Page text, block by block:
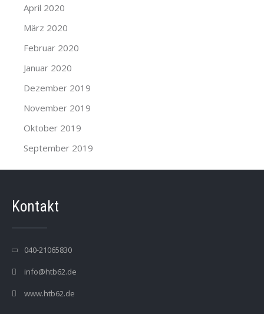
April 2020
März 2020
Februar 2020
Januar 2020
Dezember 2019
November 2019
Oktober 2019
September 2019
Kontakt
040-21065830
info@htb62.de
www.htb62.de